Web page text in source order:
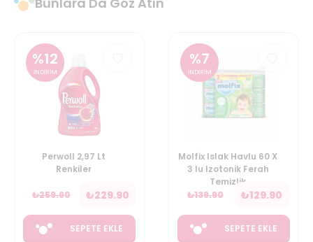
%12
İNDİRİM
Perwoll 2,97 Lt
Renkiler
₺259.90 ₺229.90
SEPETE EKLE
%7
İNDİRİM
Molfix Islak Havlu 60 X
3 lu Izotonik Ferah
Temizlik
₺139.90 ₺129.90
SEPETE EKLE